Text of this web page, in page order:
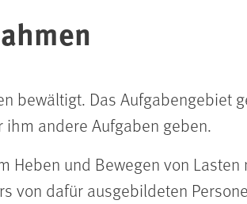
bewältigt. Das Aufgabengebiet
andere Aufgaben geben.
Heben und Bewegen von Lasten
von dafür ausgebildeten